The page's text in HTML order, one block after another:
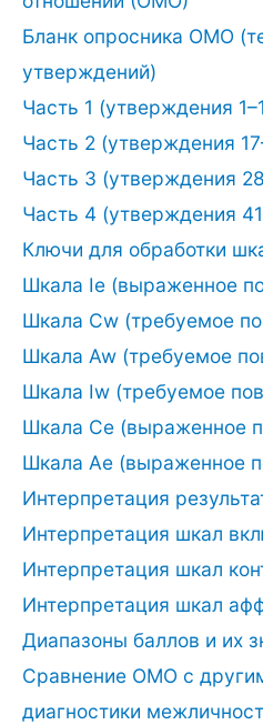
Бланк опросника ОМО
утверждений)
Часть 1 (утверждения
Часть 2 (утверждения
Часть 3 (утверждения
Часть 4 (утверждения
Ключи для обработки
Шкала Ie (выраженное
Шкала Cw (требуемое
Шкала Aw (требуемое
Шкала Iw (требуемое
Шкала Ce (выраженное
Шкала Ae (выраженное
Интерпретация
Интерпретация шкал
Интерпретация шкал
Интерпретация шкал
Диапазоны баллов и их
Сравнение ОМО с
диагностики